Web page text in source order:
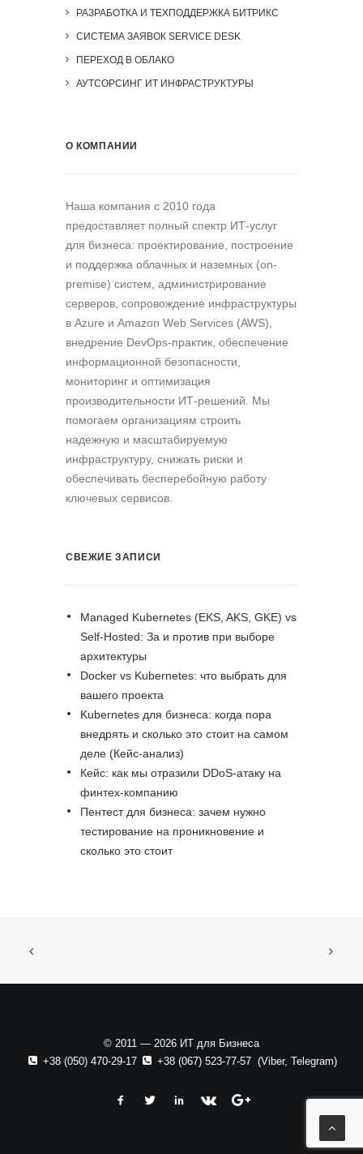
РАЗРАБОТКА И ТЕХПОДДЕРЖКА БИТРИКС
СИСТЕМА ЗАЯВОК SERVICE DESK
ПЕРЕХОД В ОБЛАКО
АУТСОРСИНГ ИТ ИНФРАСТРУКТУРЫ
О КОМПАНИИ
Наша компания c 2010 года
предоставляет полный спектр ИТ-услуг
для бизнеса: проектирование, построение
и поддержка облачных и наземных (on-
premise) систем, администрирование
серверов, сопровождение инфраструктуры
в Azure и Amazon Web Services (AWS),
внедрение DevOps-практик, обеспечение
информационной безопасности,
мониторинг и оптимизация
производительности ИТ-решений. Мы
помогаем организациям строить
надежную и масштабируемую
инфраструктуру, снижать риски и
обеспечивать бесперебойную работу
ключевых сервисов.
СВЕЖИЕ ЗАПИСИ
Managed Kubernetes (EKS, AKS, GKE) vs
Self-Hosted: За и против при выборе
архитектуры
Docker vs Kubernetes: что выбрать для
вашего проекта
Kubernetes для бизнеса: когда пора
внедрять и сколько это стоит на самом
деле (Кейс-анализ)
Кейс: как мы отразили DDoS-атаку на
финтех-компанию
Пентест для бизнеса: зачем нужно
тестирование на проникновение и
сколько это стоит
© 2011 — 2026 ИТ для Бизнеса
+38 (050) 470-29-17
+38 (067) 523-77-57(Viber, Telegram)